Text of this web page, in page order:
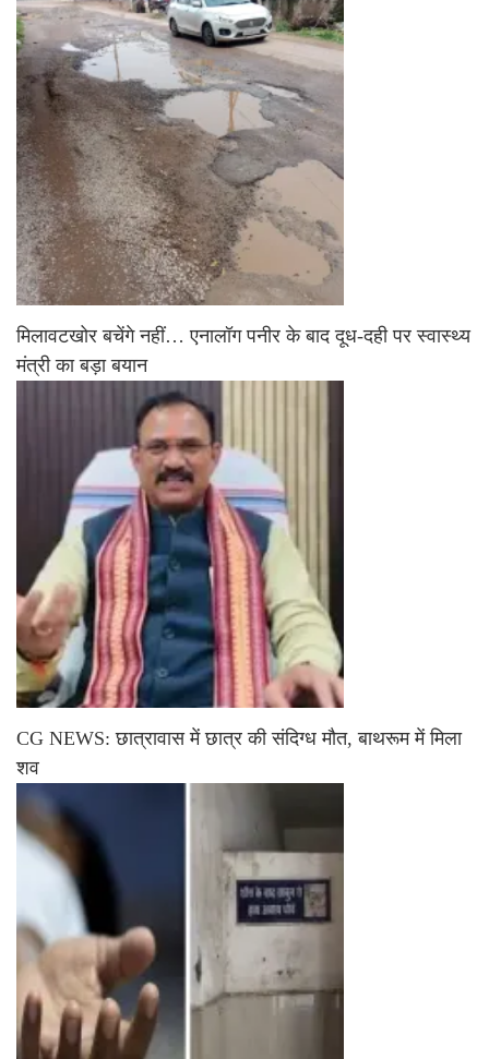
मिलावटखोर बचेंगे नहीं… एनालॉग पनीर के बाद दूध-दही पर स्वास्थ्य
मंत्री का बड़ा बयान
CG NEWS: छात्रावास में छात्र की संदिग्ध मौत, बाथरूम में मिला
शव